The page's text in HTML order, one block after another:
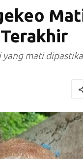
mati